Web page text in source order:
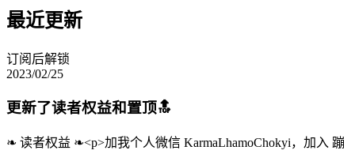
最近更新
订阅后解锁
2023/02/25
更新了读者权益和置顶🔝
❧ 读者权益 ❧<p>加我个人微信 KarmaLhamoChokyi，加入 蹦